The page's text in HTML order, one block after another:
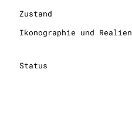
Zustand
Ikonographie und Realien
Status